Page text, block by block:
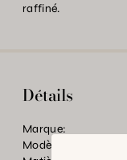
raffiné.
Détails
Marque:
Modèle: